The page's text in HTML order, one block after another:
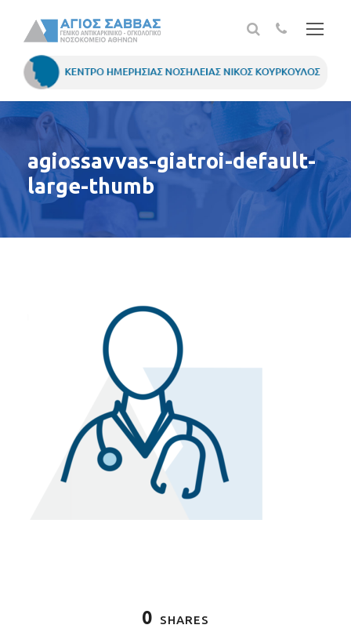
agiossavvas-giatroi-default-
large-thumb
0 SHARES